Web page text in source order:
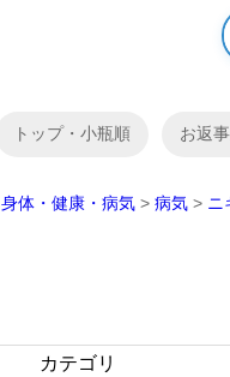
トップ・小瓶順 お返
身体・健康・病気 > 病気 > ニ
カテゴリ